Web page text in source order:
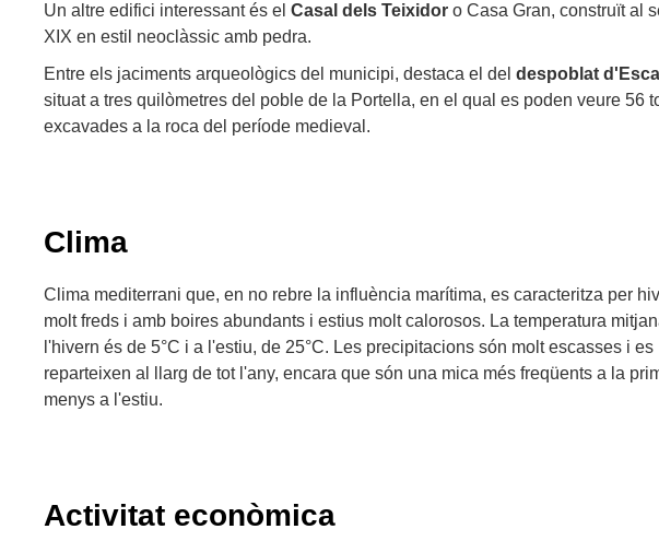
Un altre edifici interessant és el Casal dels Teixidor o Casa Gran, construït al
XIX en estil neoclàssic amb pedra.
Entre els jaciments arqueològics del municipi, destaca el del despoblat
situat a tres quilòmetres del poble de la Portella, en el qual es poden veure 56
excavades a la roca del període medieval.
Clima
Clima mediterrani que, en no rebre la influència marítima, es caracteritza per
molt freds i amb boires abundants i estius molt calorosos. La temperatura
l'hivern és de 5°C i a l'estiu, de 25°C. Les precipitacions són molt escasses i es
reparteixen al llarg de tot l'any, encara que són una mica més freqüents a la
menys a l'estiu.
Activitat econòmica